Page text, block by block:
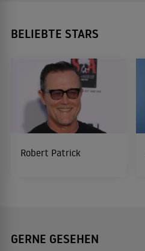
BELIEBTE STARS
Robert Patrick
GERNE GESEHEN